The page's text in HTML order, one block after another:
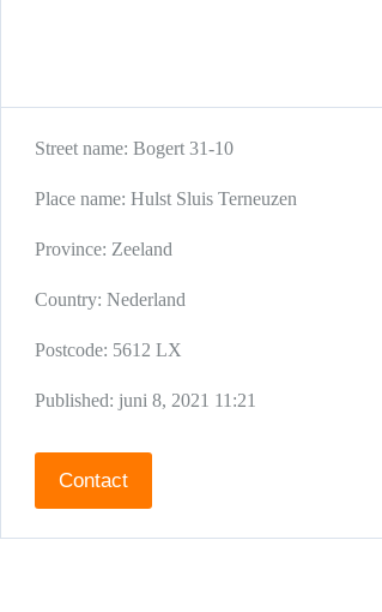
Street name: Bogert 31-10
Place name: Hulst Sluis Terneuzen
Province: Zeeland
Country: Nederland
Postcode: 5612 LX
Published: juni 8, 2021 11:21
Contact